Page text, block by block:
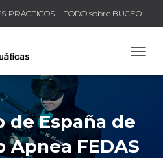
PRÁCTICOS TODO sobre BUCEO
TÍTULO Y LICENCIA
de España de
Apnea FEDAS